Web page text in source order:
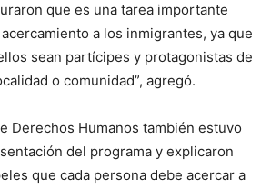
que es una tarea importante
a los inmigrantes, ya que
sean partícipes y protagonistas de
o comunidad”, agregó.
Derechos Humanos también estuvo
del programa y explicaron
que cada persona debe acercar a